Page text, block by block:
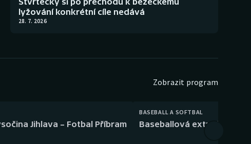
lyžování konkrétní cíle nedává
28. 7. 2026
Zobrazit program
Jihlava – Fotbal Příbram
BASEBALL A SOFTBAL
Baseballová extraliga: